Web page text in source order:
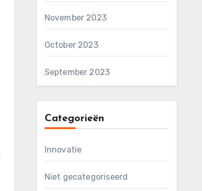
November 2023
October 2023
September 2023
Categorieën
Innovatie
Niet gecategoriseerd